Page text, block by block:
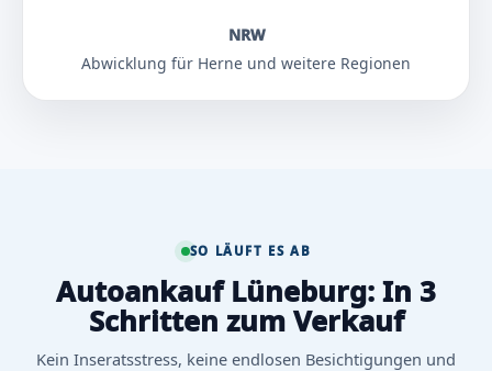
NRW
Abwicklung für Herne und weitere Regionen
SO LÄUFT ES AB
Autoankauf Lüneburg: In 3
Schritten zum Verkauf
Kein Inseratsstress, keine endlosen Besichtigungen und